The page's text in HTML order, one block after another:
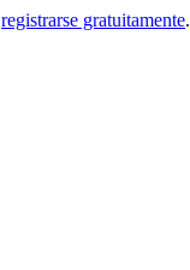
registrarse gratuitamente.